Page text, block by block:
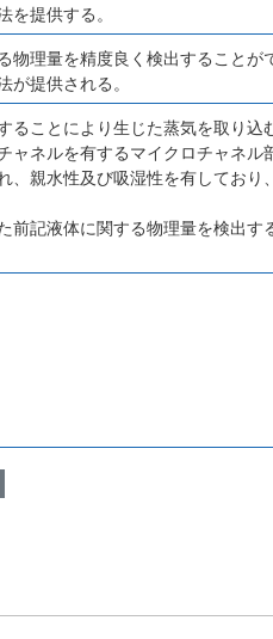
を提供する。
物理量を精度良く検出すること
が提供される。
ることにより生じた蒸気を取り込
ャネルを有するマイクロチャネル
、親水性及び吸湿性を有してお
前記液体に関する物理量を検出す